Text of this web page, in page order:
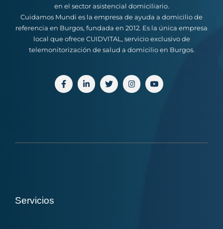
en el sector asistencial domiciliario.
Cuidamos Mundi es la empresa de ayuda a domicilio de
referencia en Burgos, fundada en 2012. Es la única empresa
local que ofrece CUIDVITAL, servicio exclusivo de
telemonitorización de salud a domicilio en Burgos.
Servicios